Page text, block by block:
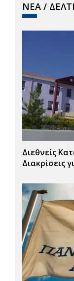
ΝΕΑ /
Διεθνείς
Διακρίσεις